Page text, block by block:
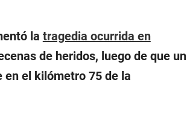
la tragedia ocurrida en
de heridos, luego de que un
en el kilómetro 75 de la